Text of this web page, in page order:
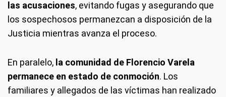
las acusaciones, evitando fugas y asegurando que
los sospechosos permanezcan a disposición de la
Justicia mientras avanza el proceso.
En paralelo, la comunidad de Florencio Varela
permanece en estado de conmoción. Los
familiares y allegados de las víctimas han realizado